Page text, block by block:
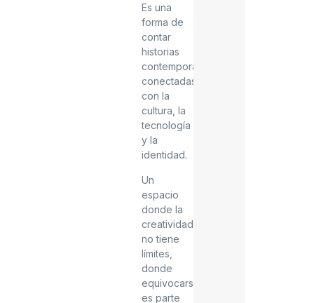
Es una
forma de
contar
historias
contemporáneas,
conectadas
con la
cultura, la
tecnología
y la
identidad.
Un
espacio
donde la
creatividad
no tiene
límites,
donde
equivocarse
es parte